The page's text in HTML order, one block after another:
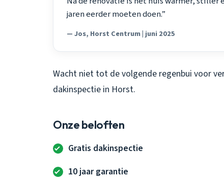
jaren eerder moeten doen.”
— Jos, Horst Centrum | juni 2025
Wacht niet tot de volgende regenbui voor
dakinspectie in Horst.
Onze beloften
Gratis dakinspectie
10 jaar garantie